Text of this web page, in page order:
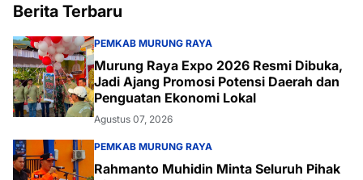
Berita Terbaru
PEMKAB MURUNG RAYA
Murung Raya Expo 2026 Resmi Dibuka,
Jadi Ajang Promosi Potensi Daerah dan
Penguatan Ekonomi Lokal
Agustus 07, 2026
PEMKAB MURUNG RAYA
Rahmanto Muhidin Minta Seluruh Pihak